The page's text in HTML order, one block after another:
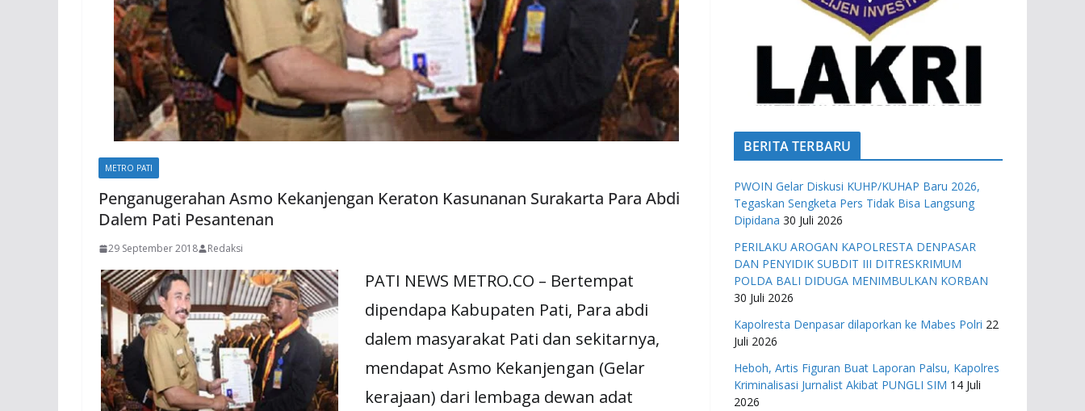
METRO PATI
Penganugerahan Asmo Kekanjengan Keraton Kasunanan Surakarta Para Abdi
Dalem Pati Pesantenan
29 September 2018 Redaksi
PATI NEWS METRO.CO – Bertempat
dipendapa Kabupaten Pati, Para abdi
dalem masyarakat Pati dan sekitarnya,
mendapat Asmo Kekanjengan (Gelar
kerajaan) dari lembaga dewan adat
BERITA TERBARU
PWOIN Gelar Diskusi KUHP/KUHAP Baru 2026,
Tegaskan Sengketa Pers Tidak Bisa Langsung
Dipidana 30 Juli 2026
PERILAKU AROGAN KAPOLRESTA DENPASAR
DAN PENYIDIK SUBDIT III DITRESKRIMUM
POLDA BALI DIDUGA MENIMBULKAN KORBAN
30 Juli 2026
Kapolresta Denpasar dilaporkan ke Mabes Polri 22
Juli 2026
Heboh, Artis Figuran Buat Laporan Palsu, Kapolres
Kriminalisasi Jurnalist Akibat PUNGLI SIM 14 Juli
2026